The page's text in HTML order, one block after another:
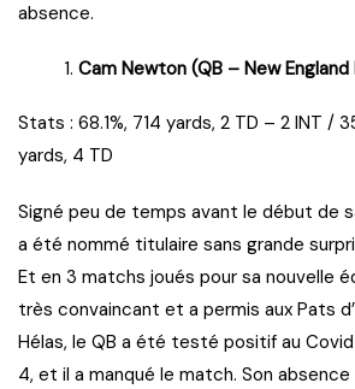
absence.
Cam Newton (QB – New
Stats : 68.1%, 714 yards, 2 TD – 2 INT /
yards, 4 TD
Signé peu de temps avant le début de
a été nommé titulaire sans grande
Et en 3 matchs joués pour sa nouvelle
très convaincant et a permis aux Pats
Hélas, le QB a été testé positif au
4, et il a manqué le match. Son absence